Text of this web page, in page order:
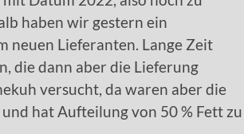
haben wir gestern ein
neuen Lieferanten. Lange Zeit
die dann aber die Lieferung
versucht, da waren aber die
hat Aufteilung von 50 % Fett zu